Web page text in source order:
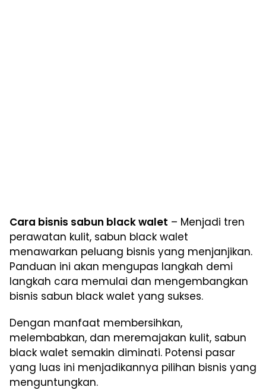
Cara bisnis sabun black walet – Menjadi tren
perawatan kulit, sabun black walet
menawarkan peluang bisnis yang menjanjikan.
Panduan ini akan mengupas langkah demi
langkah cara memulai dan mengembangkan
bisnis sabun black walet yang sukses.
Dengan manfaat membersihkan,
melembabkan, dan meremajakan kulit, sabun
black walet semakin diminati. Potensi pasar
yang luas ini menjadikannya pilihan bisnis yang
menguntungkan.